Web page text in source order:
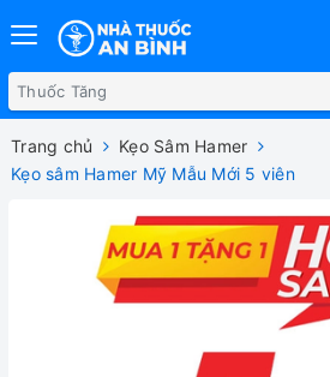
Trang chủ
Kẹo Sâm Hamer
Kẹo sâm Hamer Mỹ Mẫu Mới 5 viên